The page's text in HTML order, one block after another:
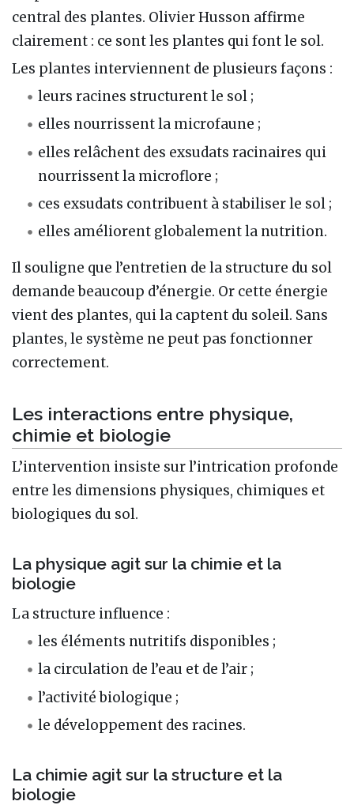
central des plantes. Olivier Husson affirme
clairement : ce sont les plantes qui font le sol.
Les plantes interviennent de plusieurs façons :
leurs racines structurent le sol ;
elles nourrissent la microfaune ;
elles relâchent des exsudats racinaires qui
nourrissent la microflore ;
ces exsudats contribuent à stabiliser le sol ;
elles améliorent globalement la nutrition.
Il souligne que l’entretien de la structure du sol
demande beaucoup d’énergie. Or cette énergie
vient des plantes, qui la captent du soleil. Sans
plantes, le système ne peut pas fonctionner
correctement.
Les interactions entre physique,
chimie et biologie
L’intervention insiste sur l’intrication profonde
entre les dimensions physiques, chimiques et
biologiques du sol.
La physique agit sur la chimie et la
biologie
La structure influence :
les éléments nutritifs disponibles ;
la circulation de l’eau et de l’air ;
l’activité biologique ;
le développement des racines.
La chimie agit sur la structure et la
biologie